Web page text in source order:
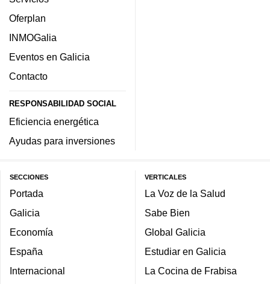
Oferplan
INMOGalia
Eventos en Galicia
Contacto
RESPONSABILIDAD SOCIAL
Eficiencia energética
Ayudas para inversiones
SECCIONES
Portada
Galicia
Economía
España
Internacional
VERTICALES
La Voz de la Salud
Sabe Bien
Global Galicia
Estudiar en Galicia
La Cocina de Frabisa